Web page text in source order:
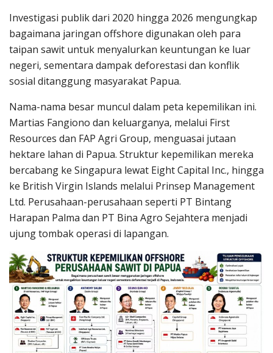
Investigasi publik dari 2020 hingga 2026 mengungkap
bagaimana jaringan offshore digunakan oleh para
taipan sawit untuk menyalurkan keuntungan ke luar
negeri, sementara dampak deforestasi dan konflik
sosial ditanggung masyarakat Papua.
Nama-nama besar muncul dalam peta kepemilikan ini.
Martias Fangiono dan keluarganya, melalui First
Resources dan FAP Agri Group, menguasai jutaan
hektare lahan di Papua. Struktur kepemilikan mereka
bercabang ke Singapura lewat Eight Capital Inc., hingga
ke British Virgin Islands melalui Prinsep Management
Ltd. Perusahaan-perusahaan seperti PT Bintang
Harapan Palma dan PT Bina Agro Sejahtera menjadi
ujung tombak operasi di lapangan.